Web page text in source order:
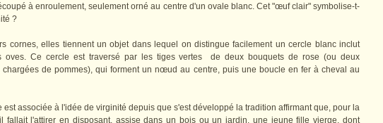
à enroulement, seulement orné au centre d'un ovale blanc. Cet "œuf clair" symbolise-t-
?
cornes, elles tiennent un objet dans lequel on distingue facilement un cercle blanc inclut
oves. Ce cercle est traversé par les tiges vertes de deux bouquets de rose (ou deux
chargées de pommes), qui forment un nœud au centre, puis une boucle en fer à cheval au
est associée à l'idée de virginité depuis que s'est développé la tradition affirmant que, pour la
fallait l'attirer en disposant, assise dans un bois ou un jardin, une jeune fille vierge, dont